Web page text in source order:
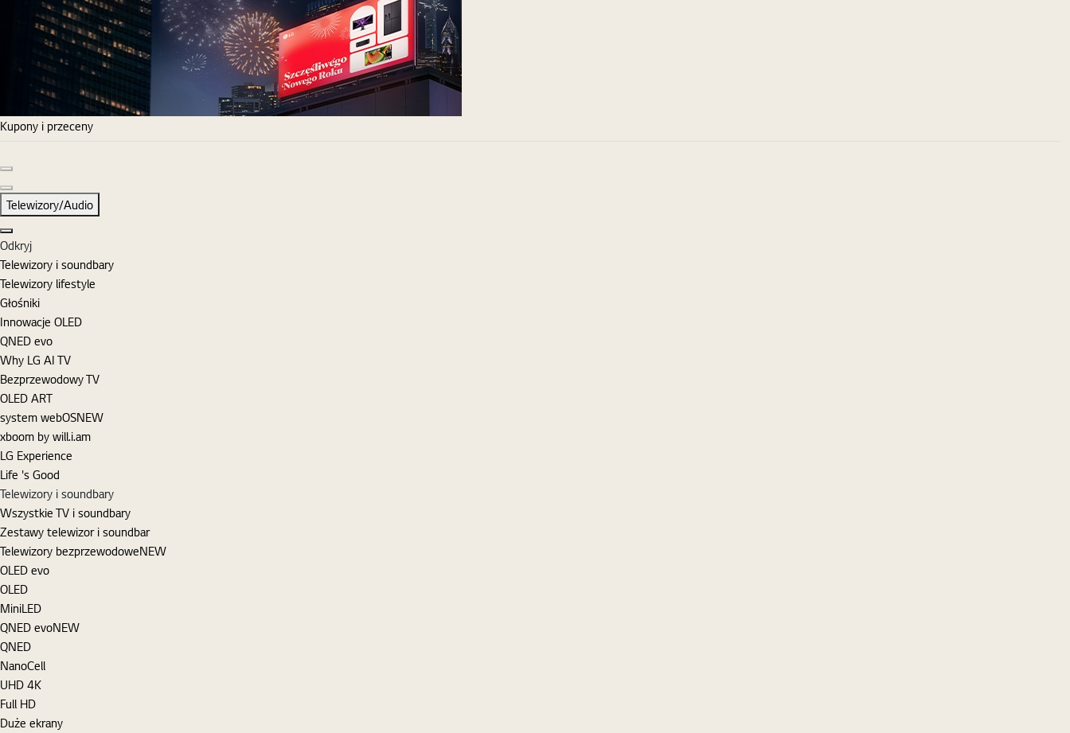
Kupony i przeceny
Następny slajd
Telewizory/Audio
Zamknij
Odkryj
Telewizory i soundbary
Telewizory lifestyle
Głośniki
Innowacje OLED
QNED evo
Why LG AI TV
Bezprzewodowy TV
OLED ART
system webOSNEW
xboom by will.i.am
LG Experience
Life 's Good
Telewizory i soundbary
Wszystkie TV i soundbary
Zestawy telewizor i soundbar
Telewizory bezprzewodoweNEW
OLED evo
OLED
MiniLED
QNED evoNEW
QNED
NanoCell
UHD 4K
Full HD
Duże ekrany